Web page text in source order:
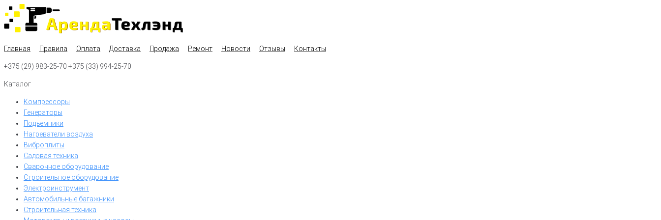
Перейти
контенту
Главная Правила Оплата Доставка Продажа Ремонт Новости Отзывы Контакты
+375 (29) 983-25-70 +375 (33) 994-25-70
Каталог
Компрессоры
Генераторы
Подъемники
Нагреватели воздуха
Виброплиты
Садовая техника
Сварочное оборудование
Строительное оборудование
Электроинструмент
Автомобильные багажники
Строительная техника